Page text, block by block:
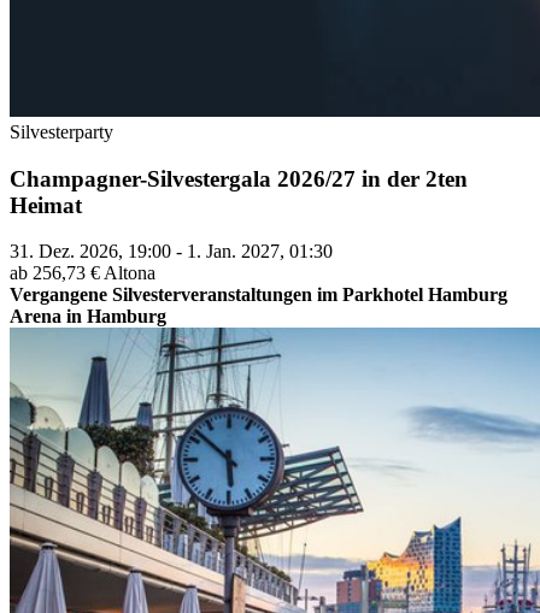
Silvesterparty
Champagner-Silvestergala 2026/27 in der 2ten
Heimat
31. Dez. 2026, 19:00 - 1. Jan. 2027, 01:30
ab 256,73 € Altona
Vergangene Silvesterveranstaltungen im Parkhotel Hamburg
Arena in Hamburg